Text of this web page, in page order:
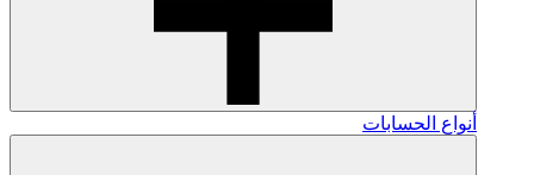
أنواع الحسابات